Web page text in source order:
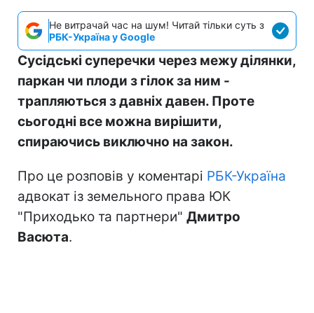
Не витрачай час на шум! Читай тільки суть з
РБК-Україна у Google
Сусідські суперечки через межу ділянки,
паркан чи плоди з гілок за ним -
трапляються з давніх давен. Проте
сьогодні все можна вирішити,
спираючись виключно на закон.
Про це розповів у коментарі РБК-Україна
адвокат із земельного права ЮК
"Приходько та партнери" Дмитро
Васюта.